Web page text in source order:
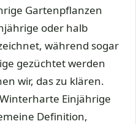
Gartenpflanzen
oder halb
während sogar
gezüchtet werden
wir, das zu klären.
Einjährige
Definition,